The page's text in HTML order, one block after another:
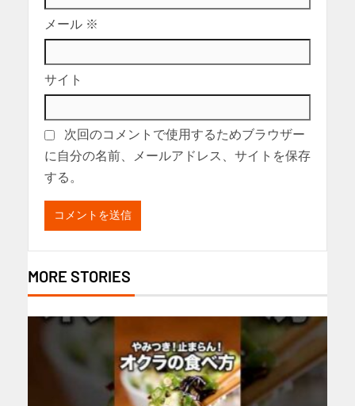
メール ※
サイト
次回のコメントで使用するためブラウザー
に自分の名前、メールアドレス、サイトを保存
する。
MORE STORIES